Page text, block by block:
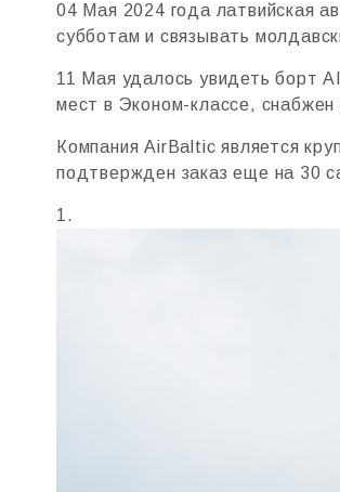
04 Мая 2024 года латвийская
субботам и связывать
11 Мая удалось увидеть борт
мест в Эконом-классе,
Компания AirBaltic является
подтвержден заказ еще на 30
1.